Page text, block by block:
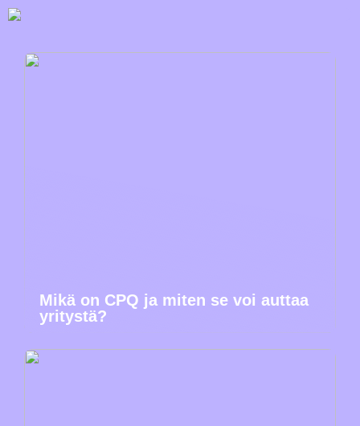
Mikä on CPQ ja miten se voi auttaa
yritystä?